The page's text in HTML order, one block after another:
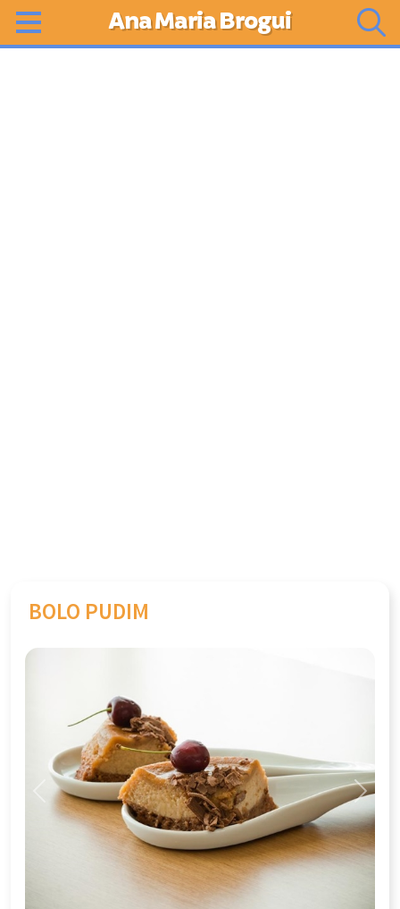
Ana Maria Brogui
BOLO PUDIM
Previous Next